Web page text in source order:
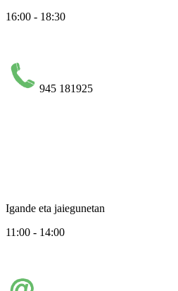
16:00 - 18:30
945 181925
Igande eta jaiegunetan
11:00 - 14:00